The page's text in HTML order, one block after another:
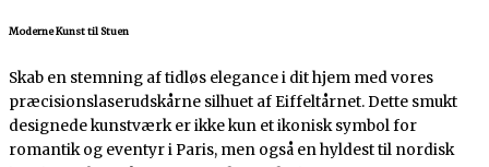
Moderne Kunst til Stuen
Skab en stemning af tidløs elegance i dit hjem med vores
præcisionslaserudskårne silhuet af Eiffeltårnet. Dette smukt
designede kunstværk er ikke kun et ikonisk symbol for
romantik og eventyr i Paris, men også en hyldest til nordisk